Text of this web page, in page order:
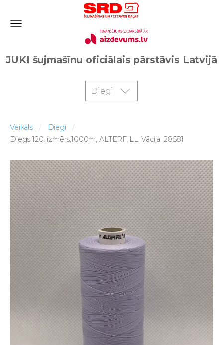
JUKI šujmašīnu oficiālais pārstāvis Latvijā
Diegi
Veikals
Diegi
Diegs 120. izmērs,1000m, ALTERFILL, Vācija, 28581